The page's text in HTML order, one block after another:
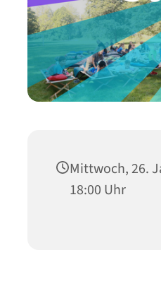
Mittwoch, 26.
18:00 Uhr